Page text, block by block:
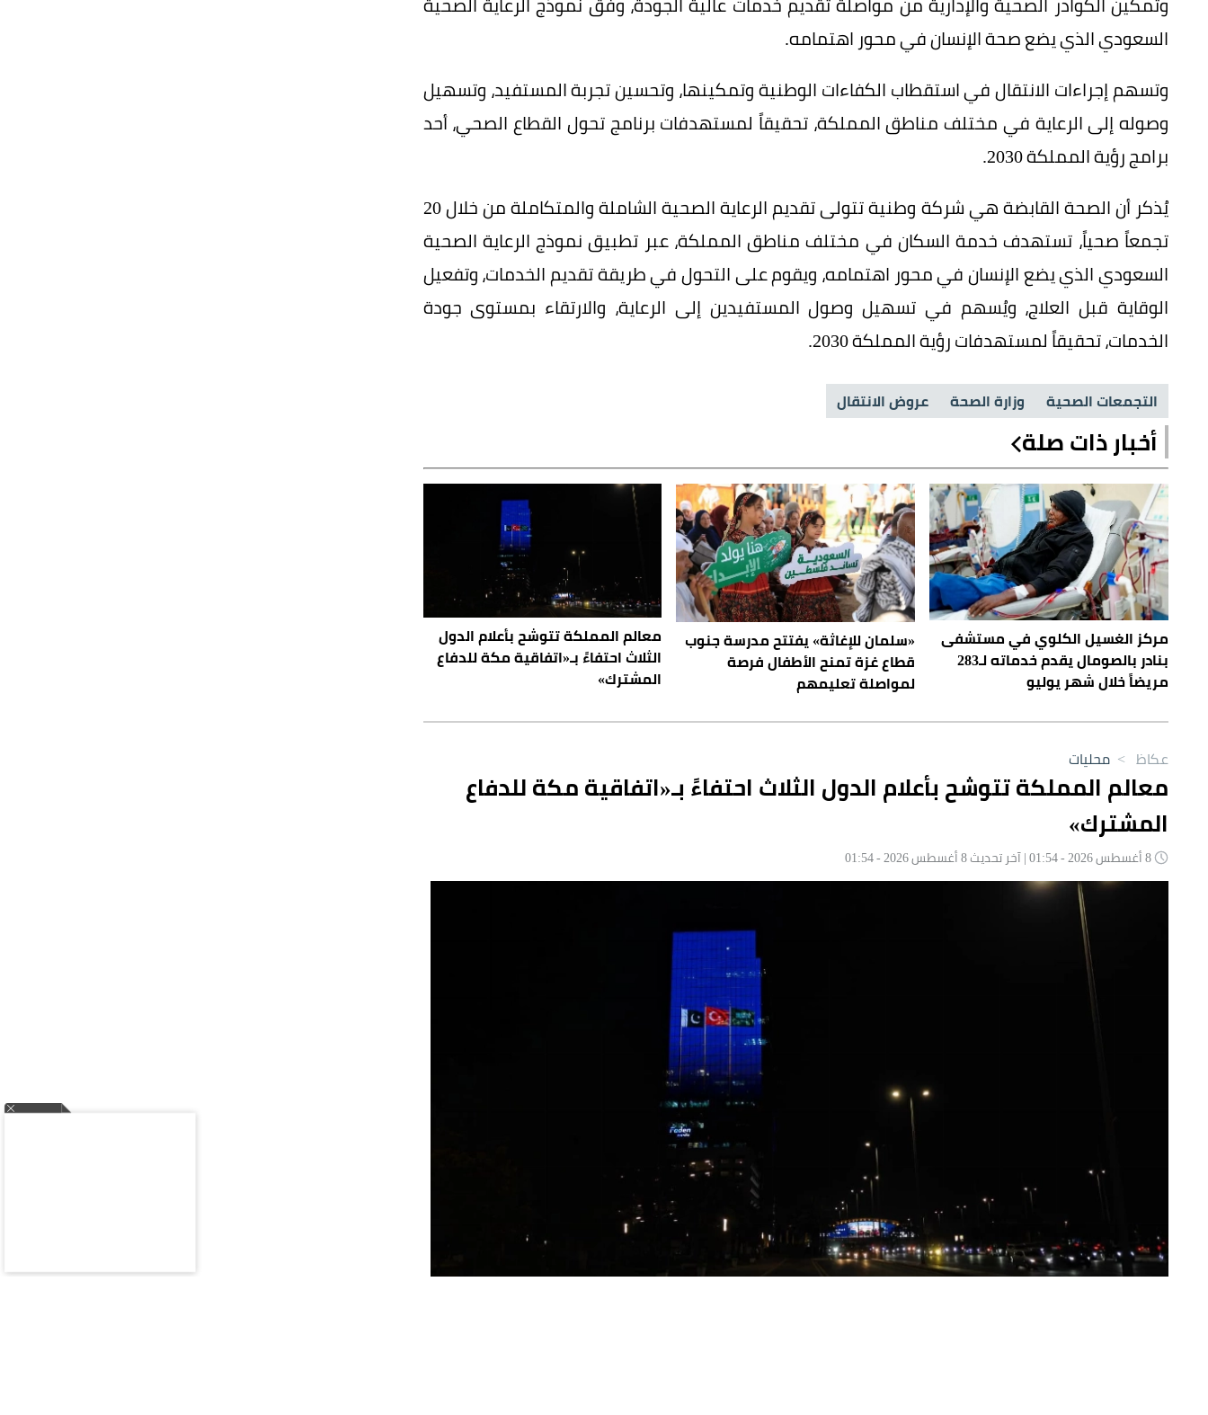
السعودي الذي يضع صحة الإنسان في محور اهتمامه.
وتسهم إجراءات الانتقال في استقطاب الكفاءات الوطنية وتمكينها، وتحسين تجربة المستفيد، وتسهيل
وصوله إلى الرعاية في مختلف مناطق المملكة، تحقيقاً لمستهدفات برنامج تحول القطاع الصحي، أحد
برامج رؤية المملكة 2030.
يُذكر أن الصحة القابضة هي شركة وطنية تتولى تقديم الرعاية الصحية الشاملة والمتكاملة من خلال 20
تجمعاً صحياً، تستهدف خدمة السكان في مختلف مناطق المملكة، عبر تطبيق نموذج الرعاية الصحية
السعودي الذي يضع الإنسان في محور اهتمامه، ويقوم على التحول في طريقة تقديم الخدمات، وتفعيل
الوقاية قبل العلاج، ويُسهم في تسهيل وصول المستفيدين إلى الرعاية، والارتقاء بمستوى جودة
الخدمات، تحقيقاً لمستهدفات رؤية المملكة 2030.
التجمعات الصحية وزارة الصحة عروض الانتقال
أخبار ذات صلة
مركز الغسيل الكلوي في مستشفى
بنادر بالصومال يقدم خدماته لـ283
مريضاً خلال شهر يوليو
«سلمان للإغاثة» يفتتح مدرسة جنوب
قطاع غزة تمنح الأطفال فرصة
لمواصلة تعليمهم
معالم المملكة تتوشح بأعلام الدول
الثلاث احتفاءً بـ«اتفاقية مكة للدفاع
المشترك»
عكاظ > محليات
معالم المملكة تتوشح بأعلام الدول الثلاث احتفاءً بـ«اتفاقية مكة للدفاع
المشترك»